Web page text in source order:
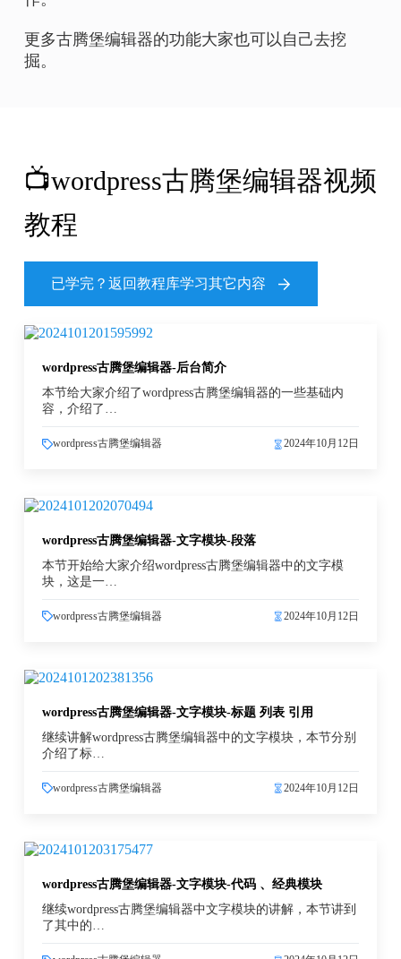
更多古腾堡编辑器的功能大家也可以自己去挖
掘。
📺wordpress古腾堡编辑器视频
教程
已学完？返回教程库学习其它内容
wordpress古腾堡编辑器-后台简介
本节给大家介绍了wordpress古腾堡编辑器的一些基础内
容，介绍了…
wordpress古腾堡编辑器 2024年10月12日
wordpress古腾堡编辑器-文字模块-段落
本节开始给大家介绍wordpress古腾堡编辑器中的文字模
块，这是一…
wordpress古腾堡编辑器 2024年10月12日
wordpress古腾堡编辑器-文字模块-标题 列表 引用
继续讲解wordpress古腾堡编辑器中的文字模块，本节分别
介绍了标…
wordpress古腾堡编辑器 2024年10月12日
wordpress古腾堡编辑器-文字模块-代码 、经典模块
继续wordpress古腾堡编辑器中文字模块的讲解，本节讲到
了其中的…